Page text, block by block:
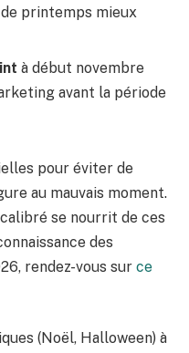
printemps mieux
à début novembre
avant la période
pour éviter de
au mauvais moment.
se nourrit de ces
des
rendez-vous sur ce
(Noël, Halloween) à